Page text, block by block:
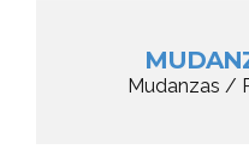
Mudanzas /